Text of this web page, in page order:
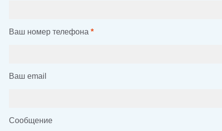
Ваш номер телефона *
Ваш email
Сообщение